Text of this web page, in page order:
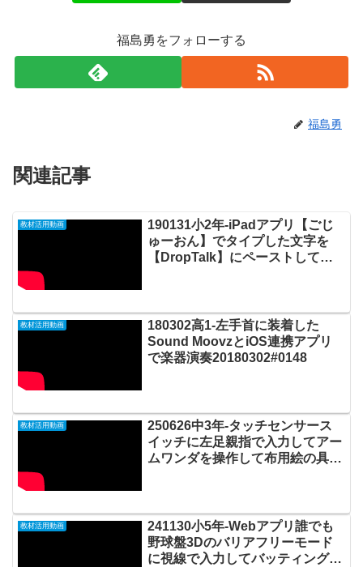
福島勇をフォローする
福島勇
関連記事
教材活用動画
190131小2年-iPadアプリ【ごじ
ゅーおん】でタイプした文字を
【DropTalk】にペーストして、
教材活用動画
180302高1-左手首に装着した
Sound MoovzとiOS連携アプリ
で楽器演奏20180302#0148
教材活用動画
250626中3年-タッチセンサース
イッチに左足親指で入力してアー
ムワンダを操作して布用絵の具を
教材活用動画
241130小5年-Webアプリ誰でも
野球盤3Dのバリアフリーモード
に視線で入力してバッティングす